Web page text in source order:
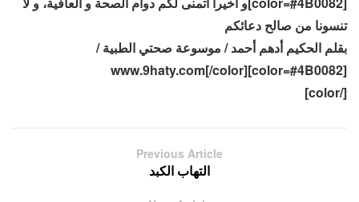
تنسونا من صالح دعائكم
بقلم الحكيم أدهم أحمد / موسوعة صحتي الطبية /
www.9haty.com[/color][color=#4B0082]
[/color]
Previous Article
التهاب الكبد